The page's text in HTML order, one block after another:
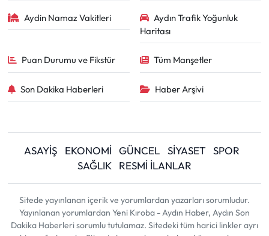
Aydin Namaz Vakitleri
Aydın Trafik Yoğunluk
Haritası
Puan Durumu ve Fikstür Tüm Manşetler
Son Dakika Haberleri Haber Arşivi
ASAYİŞ EKONOMİ GÜNCEL SİYASET
SPOR
SAĞLIK
RESMİ İLANLAR
Sitede yayınlanan içerik ve yorumlardan yazarları sorumludur.
Yayınlanan yorumlardan Yeni Kıroba - Aydın Haber, Aydın Son
Dakika Haberleri sorumlu tutulamaz. Sitedeki tüm harici linkler ayrı